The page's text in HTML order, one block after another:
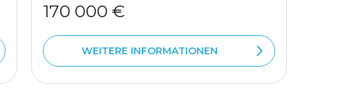
170 000 €
WEITERE INFORMATIONEN